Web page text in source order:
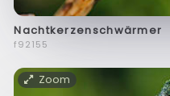
Nachtkerzenschwärmer
f92155
Zoom